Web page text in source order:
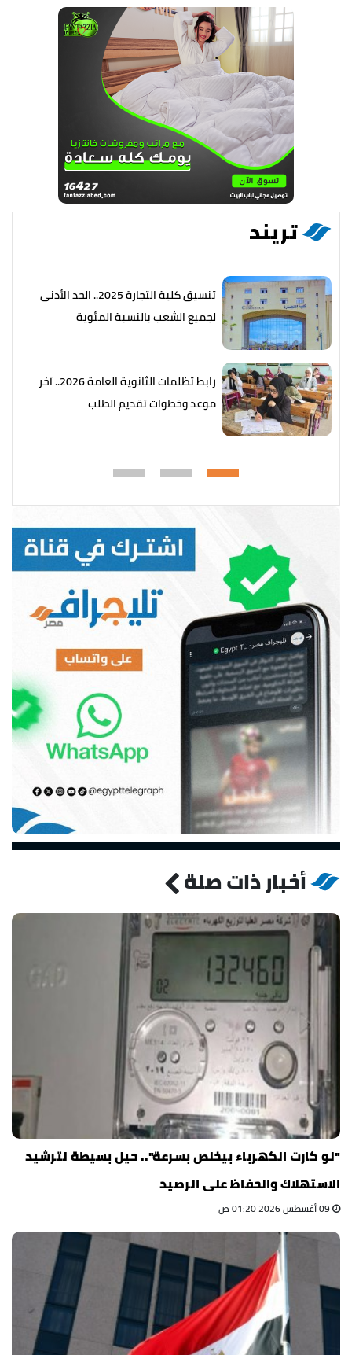
تريند
تنسيق كلية التجارة 2025.. الحد الأدنى
لجميع الشعب بالنسبة المئوية
رابط تظلمات الثانوية العامة 2026.. آخر
موعد وخطوات تقديم الطلب
أخبار ذات صلة
"لو كارت الكهرباء بيخلص بسرعة".. حيل بسيطة لترشيد
الاستهلاك والحفاظ على الرصيد